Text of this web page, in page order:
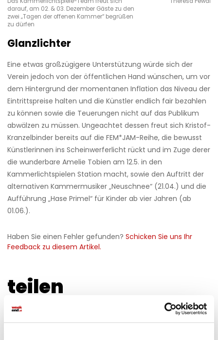
darauf, am 02. & 03. Dezember Gäste zu den
zwei „Tagen der offenen Kammer“ begrüßen
zu dürfen
Glanzlichter
Eine etwas großzügigere Unterstützung würde sich der
Verein jedoch von der öffentlichen Hand wünschen, um vor
dem Hintergrund der momentanen Inflation das Niveau der
Eintrittspreise halten und die Künstler endlich fair bezahlen
zu können sowie die Teuerungen nicht auf das Publikum
abwälzen zu müssen. Ungeachtet dessen freut sich Kristof-
Kranzelbinder bereits auf die FEM*JAM-Reihe, die bewusst
Künstlerinnen ins Scheinwerferlicht rückt und im Zuge derer
die wunderbare Amelie Tobien am 12.5. in den
Kammerlichtspielen Station macht, sowie den Auftritt der
alternativen Kammermusiker „Neuschnee“ (21.04.) und die
Aufführung „Hase Primel“ für Kinder ab vier Jahren (ab
01.06.).
Haben Sie einen Fehler gefunden? Schicken Sie uns Ihr
Feedback zu diesem Artikel.
teilen